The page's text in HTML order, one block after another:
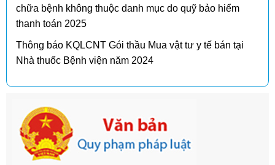
chữa bệnh không thuộc danh mục do quỹ bảo hiểm
thanh toán 2025
Thông báo KQLCNT Gói thầu Mua vật tư y tế bán tại
Nhà thuốc Bệnh viện năm 2024